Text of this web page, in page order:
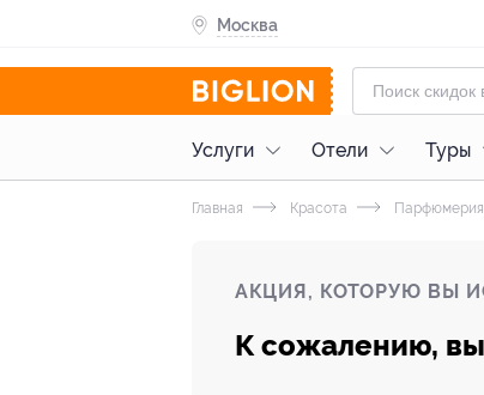
Москва
Услуги Отели Туры
Главная Красота
АКЦИЯ, КОТОРУЮ ВЫ
К сожалению,